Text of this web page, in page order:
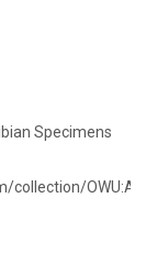
Specimens
collection/